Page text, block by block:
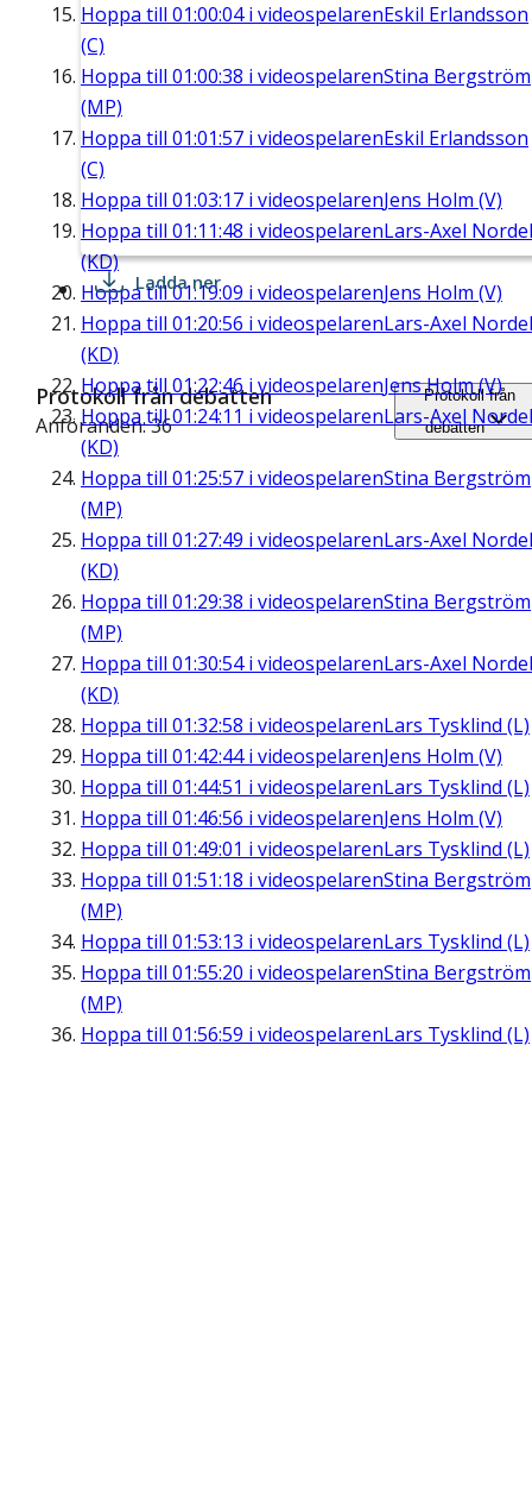
Hoppa till 01:00:04i videospelarenEskil Erlandsson
(C)
Hoppa till 01:00:38 i videospelarenStina Bergström
(MP)
Hoppa till 01:01:57 i videospelarenEskil Erlandsson
(C)
Hoppa till 01:03:17 i videospelarenJens Holm (V)
Hoppa till 01:11:48 i videospelarenLars-Axel
(KD)
Hoppa till01:19:09 i videospelarenJens Holm (V)
Hoppa till 01:20:56 i videospelarenLars-Axel
(KD)
Hoppa till 01:22:46 i videospelarenJens Holm (V)
Hoppa till01:24:11 i videospelarenLars-Axel
(KD)
Hoppa till 01:25:57 i videospelarenStina Bergström
(MP)
Hoppa till 01:27:49 i videospelarenLars-Axel
(KD)
Hoppa till 01:29:38 i videospelarenStina Bergström
(MP)
Hoppa till 01:30:54i videospelarenLars-Axel
(KD)
Hoppa till 01:32:58 i videospelarenLars Tysklind (L)
Hoppa till 01:42:44i videospelarenJens Holm (V)
Hoppa till 01:44:51 i videospelarenLars Tysklind (L)
Hoppa till 01:46:56 i videospelarenJens Holm (V)
Hoppa till 01:49:01 i videospelarenLars Tysklind (L)
Hoppa till 01:51:18 i videospelarenStina Bergström
(MP)
Hoppa till 01:53:13 i videospelarenLars Tysklind (L)
Hoppa till 01:55:20 i videospelarenStina Bergström
(MP)
Hoppa till 01:56:59 i videospelarenLars Tysklind (L)
Ladda ner
Protokoll från debatten
Anföranden: 36
Protokoll från
debatten